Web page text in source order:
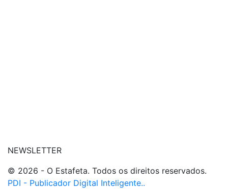
NEWSLETTER
© 2026 - O Estafeta. Todos os direitos reservados.
PDI - Publicador Digital Inteligente..